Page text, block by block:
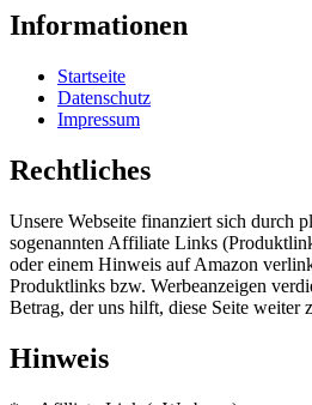
Informationen
Startseite
Datenschutz
Impressum
Rechtliches
Unsere Webseite finanziert sich durch
sogenannten Affiliate Links
oder einem Hinweis auf Amazon
Produktlinks bzw. Werbeanzeigen
Betrag, der uns hilft, diese Seite weiter
Hinweis